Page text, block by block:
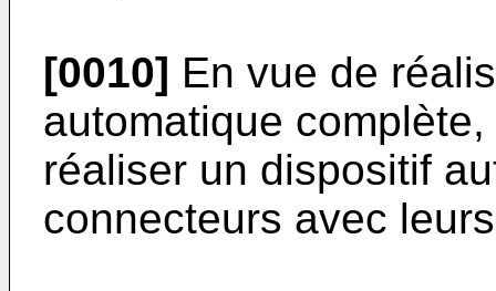
[0010] En vue de
automatique
réaliser un dispositif
connecteurs avec